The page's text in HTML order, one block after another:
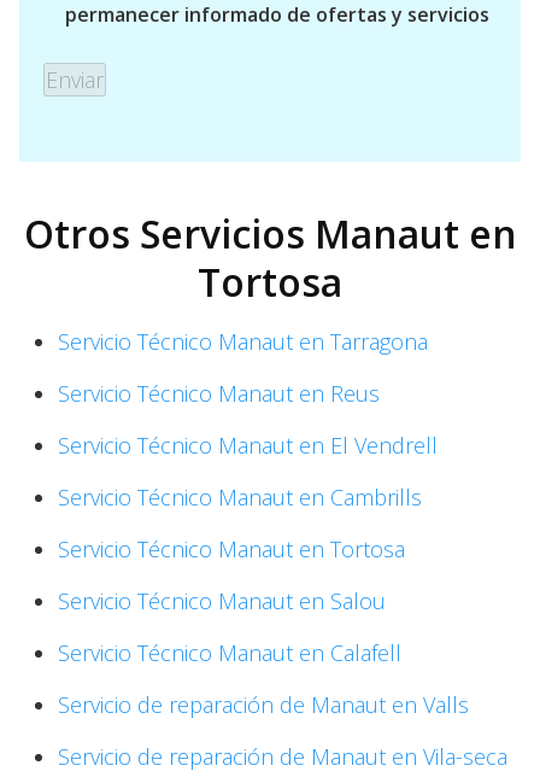
permanecer informado de ofertas y servicios
Otros Servicios Manaut en
Tortosa
Servicio Técnico Manaut en Tarragona
Servicio Técnico Manaut en Reus
Servicio Técnico Manaut en El Vendrell
Servicio Técnico Manaut en Cambrills
Servicio Técnico Manaut en Tortosa
Servicio Técnico Manaut en Salou
Servicio Técnico Manaut en Calafell
Servicio de reparación de Manaut en Valls
Servicio de reparación de Manaut en Vila-seca